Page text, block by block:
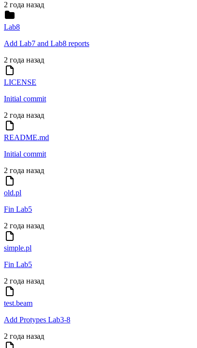
2 года назад
Lab8
Add Lab7 and Lab8 reports
2 года назад
LICENSE
Initial commit
2 года назад
README.md
Initial commit
2 года назад
old.pl
Fin Lab5
2 года назад
simple.pl
Fin Lab5
2 года назад
test.beam
Add Protypes Lab3-8
2 года назад